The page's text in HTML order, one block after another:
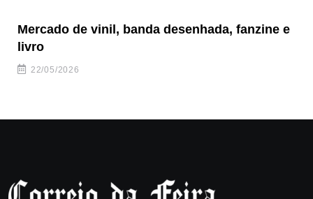
Mercado de vinil, banda desenhada, fanzine e
livro
22/05/2026